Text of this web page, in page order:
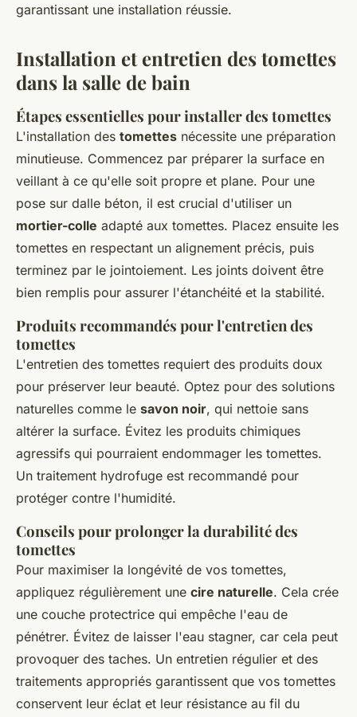
garantissant une installation réussie.
Installation et entretien des tomettes
dans la salle de bain
Étapes essentielles pour installer des tomettes
L'installation des tomettes nécessite une préparation
minutieuse. Commencez par préparer la surface en
veillant à ce qu'elle soit propre et plane. Pour une
pose sur dalle béton, il est crucial d'utiliser un
mortier-colle adapté aux tomettes. Placez ensuite les
tomettes en respectant un alignement précis, puis
terminez par le jointoiement. Les joints doivent être
bien remplis pour assurer l'étanchéité et la stabilité.
Produits recommandés pour l'entretien des
tomettes
L'entretien des tomettes requiert des produits doux
pour préserver leur beauté. Optez pour des solutions
naturelles comme le savon noir, qui nettoie sans
altérer la surface. Évitez les produits chimiques
agressifs qui pourraient endommager les tomettes.
Un traitement hydrofuge est recommandé pour
protéger contre l'humidité.
Conseils pour prolonger la durabilité des
tomettes
Pour maximiser la longévité de vos tomettes,
appliquez régulièrement une cire naturelle. Cela crée
une couche protectrice qui empêche l'eau de
pénétrer. Évitez de laisser l'eau stagner, car cela peut
provoquer des taches. Un entretien régulier et des
traitements appropriés garantissent que vos tomettes
conservent leur éclat et leur résistance au fil du